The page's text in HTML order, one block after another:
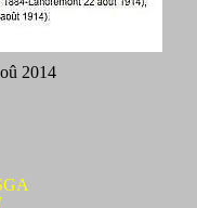
2014